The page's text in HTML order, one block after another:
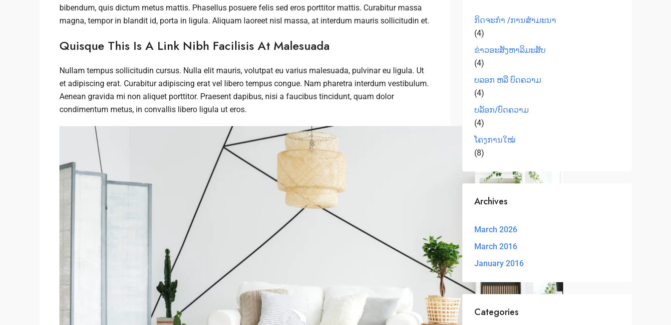
bibendum, quis dictum metus mattis. Phasellus posuere felis sed eros porttitor mattis. Curabitur massa
magna, tempor in blandit id, porta in ligula. Aliquam laoreet nisl massa, at interdum mauris sollicitudin et.
Quisque This Is A Link Nibh Facilisis At Malesuada
Nullam tempus sollicitudin cursus. Nulla elit mauris, volutpat eu varius malesuada, pulvinar eu ligula. Ut
et adipiscing erat. Curabitur adipiscing erat vel libero tempus congue. Nam pharetra interdum vestibulum.
Aenean gravida mi non aliquet porttitor. Praesent dapibus, nisi a faucibus tincidunt, quam dolor
condimentum metus, in convallis libero ligula ut eros.
ກິດຈະກຳ /ການສໍາມະນາ
(4)
ຂ່າວອະສັງຫາລິມະສັບ
(4)
ບລອກ ຫລື ບົດຄວາມ
(4)
ບລັອກ/ບົດຄວາມ
(4)
ໂຄງການໃໝ່
(8)
Archives
March 2026
March 2016
January 2016
Categories